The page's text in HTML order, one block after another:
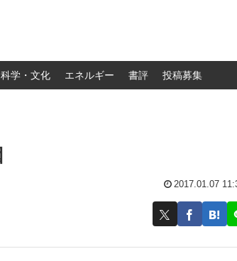
科学・文化 エネルギー 書評 投稿募集
2017.01.07